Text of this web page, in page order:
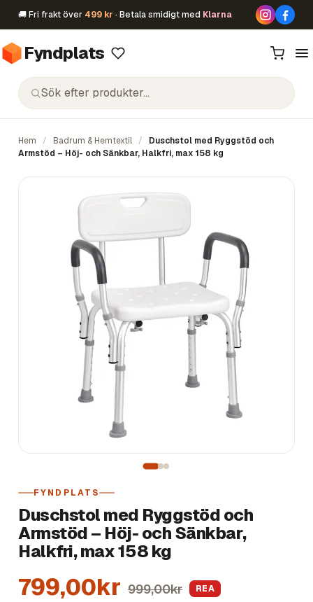
🚚 Fri frakt över 499 kr · Betala smidigt med Klarna
Fyndplats
Hem / Badrum & Hemtextil /
Duschstol med Ryggstöd och
Armstöd – Höj- och Sänkbar, Halkfri, max 158 kg
FYNDPLATS
Duschstol med Ryggstöd och
Armstöd – Höj- och Sänkbar,
Halkfri, max 158 kg
799,00kr 999,00kr REA